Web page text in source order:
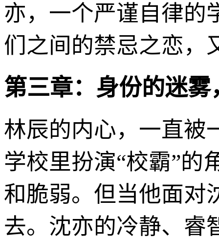
亦，一个严谨自律的
们之间的禁忌之恋，
第三章：身份的迷雾
林辰的内心，一直被
学校里扮演“校霸”的
和脆弱。但当他面对
去。沈亦的冷静、睿